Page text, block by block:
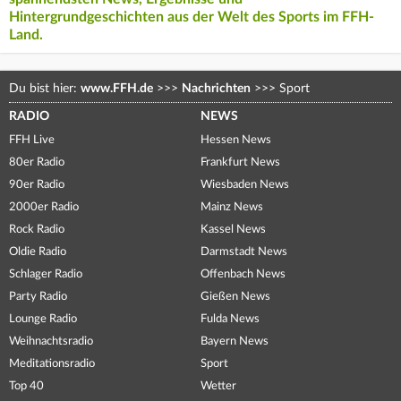
Hintergrundgeschichten aus der Welt des Sports im FFH-
Land.
Du bist hier: www.FFH.de >>> Nachrichten >>> Sport
RADIO
FFH Live
80er Radio
90er Radio
2000er Radio
Rock Radio
Oldie Radio
Schlager Radio
Party Radio
Lounge Radio
Weihnachtsradio
Meditationsradio
Top 40
NEWS
Hessen News
Frankfurt News
Wiesbaden News
Mainz News
Kassel News
Darmstadt News
Offenbach News
Gießen News
Fulda News
Bayern News
Sport
Wetter